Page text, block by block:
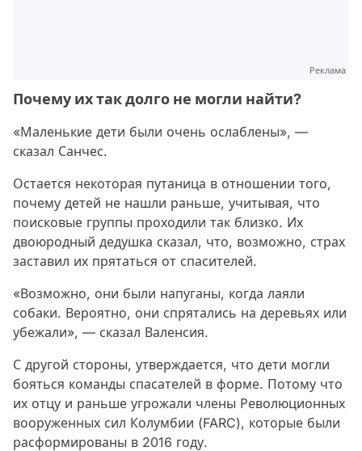
Реклама
Почему их так долго не могли найти?
«Маленькие дети были очень ослаблены», —
сказал Санчес.
Остается некоторая путаница в отношении того,
почему детей не нашли раньше, учитывая, что
поисковые группы проходили так близко. Их
двоюродный дедушка сказал, что, возможно, страх
заставил их прятаться от спасителей.
«Возможно, они были напуганы, когда лаяли
собаки. Вероятно, они спрятались на деревьях или
убежали», — сказал Валенсия.
С другой стороны, утверждается, что дети могли
бояться команды спасателей в форме. Потому что
их отцу и раньше угрожали члены Революционных
вооруженных сил Колумбии (FARC), которые были
расформированы в 2016 году.